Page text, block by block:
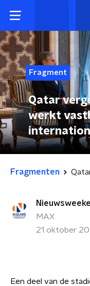
Fragment
Qatar
werkt
Fragmenten
MAX
21 oktober
Een deel van de